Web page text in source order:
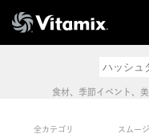
体
食材、季節イベント、
全カテゴリ スムー